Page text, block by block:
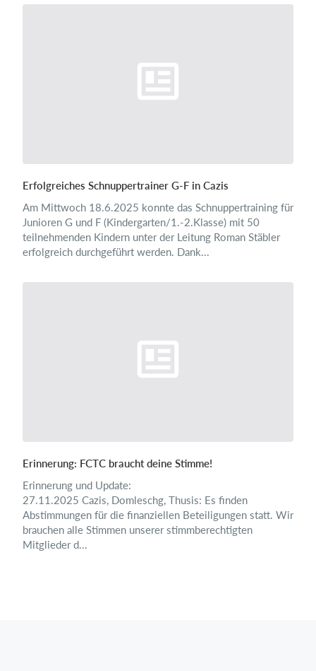
Erfolgreiches Schnuppertrainer G-F in Cazis
Am Mittwoch 18.6.2025 konnte das Schnuppertraining für
Junioren G und F (Kindergarten/1.-2.Klasse) mit 50
teilnehmenden Kindern unter der Leitung Roman Stäbler
erfolgreich durchgeführt werden. Dank...
Erinnerung: FCTC braucht deine Stimme!
Erinnerung und Update:
27.11.2025 Cazis, Domleschg, Thusis: Es finden
Abstimmungen für die finanziellen Beteiligungen statt. Wir
brauchen alle Stimmen unserer stimmberechtigten
Mitglieder d...